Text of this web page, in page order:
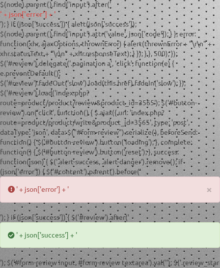
$(node).parent().find('input').after('
' + json['error'] + '
'); } if (json['success']) { alert(json['success']);
$(node).parent().find('input').attr('value', json['code']); } }, error:
function(xhr, ajaxOptions, thrownError) { alert(thrownError + "\r\n" +
xhr.statusText + "\r\n" + xhr.responseText); } }); } }, 500); });
$('#review').delegate('.pagination a', 'click', function(e) {
e.preventDefault();
$('#review').fadeOut('slow').load(this.href).fadeIn('slow'); });
$('#review').load('index.php?
route=product/product/review&product_id=3565'); $('#button-
review').on('click', function() { $.ajax({ url: 'index.php?
route=product/product/write&product_id=3565', type: 'post',
dataType: 'json', data: $("#form-review").serialize(), beforeSend:
function() { $('#button-review').button('loading'); }, complete:
function() { $('#button-review').button('reset'); }, success:
function(json) { $('.alert-success, .alert-danger').remove(); if
(json['error']) { $('#content').parent().before('
' + json['error'] + ' ×
'); } if (json['success']) { $('#review').after('
' + json['success'] + '
'); $('#form-review input, #form-review textarea').val(''); $('.review_star